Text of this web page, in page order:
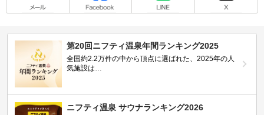
第20回ニフティ温泉年間ランキング2025
全国約2.2万件の中から頂点に選ばれた、2025年の人
気施設は…
ニフティ温泉 サウナランキング2026